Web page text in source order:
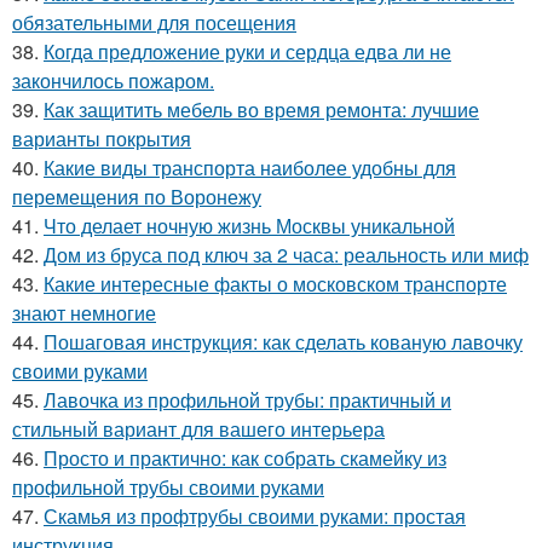
обязательными для посещения
38. Когда предложение руки и сердца едва ли не
закончилось пожаром.
39. Как защитить мебель во время ремонта: лучшие
варианты покрытия
40. Какие виды транспорта наиболее удобны для
перемещения по Воронежу
41. Что делает ночную жизнь Москвы уникальной
42. Дом из бруса под ключ за 2 часа: реальность или миф
43. Какие интересные факты о московском транспорте
знают немногие
44. Пошаговая инструкция: как сделать кованую лавочку
своими руками
45. Лавочка из профильной трубы: практичный и
стильный вариант для вашего интерьера
46. Просто и практично: как собрать скамейку из
профильной трубы своими руками
47. Скамья из профтрубы своими руками: простая